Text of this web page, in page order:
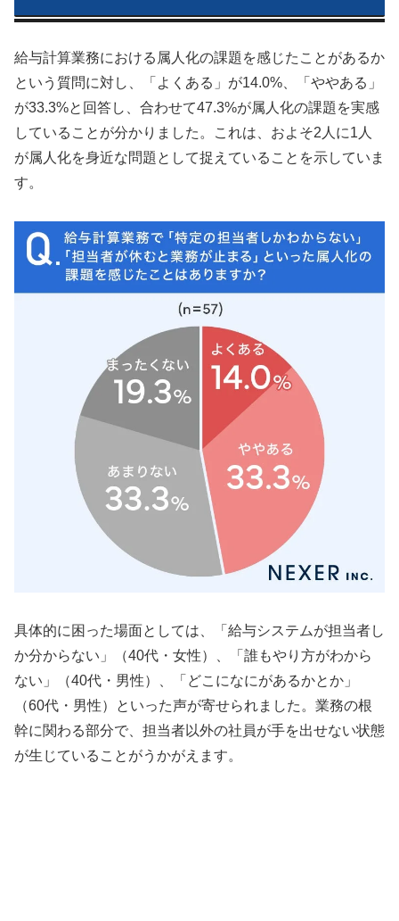
給与計算業務における属人化の課題を感じたことがあるか
という質問に対し、「よくある」が14.0%、「ややある」
が33.3%と回答し、合わせて47.3%が属人化の課題を実感
していることが分かりました。これは、およそ2人に1人
が属人化を身近な問題として捉えていることを示していま
す。
具体的に困った場面としては、「給与システムが担当者し
か分からない」（40代・女性）、「誰もやり方がわから
ない」（40代・男性）、「どこになにがあるかとか」
（60代・男性）といった声が寄せられました。業務の根
幹に関わる部分で、担当者以外の社員が手を出せない状態
が生じていることがうかがえます。